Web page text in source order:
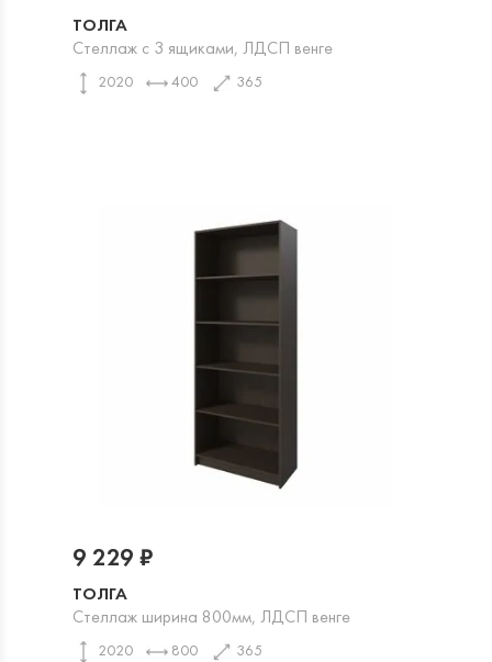
ТОЛГА
Стеллаж с 3 ящиками, ЛДСП венге
2020 400 365
ТОЛГА
Стеллаж ширина 800мм, ЛДСП венге
2020 800 365
9 229 ₽